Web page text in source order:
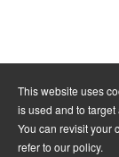
This website uses
is used and to target
You can revisit your
refer to our policy.